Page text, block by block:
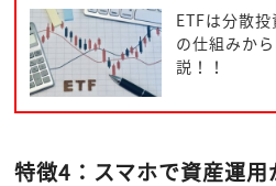
ETFは分散
の仕組みか
説！！
特徴4：スマホで資産運用